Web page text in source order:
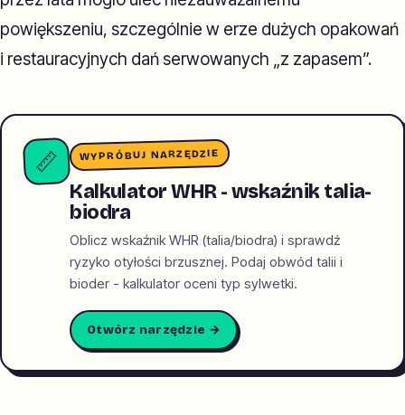
powiększeniu, szczególnie w erze dużych opakowań
i restauracyjnych dań serwowanych „z zapasem”.
📏 WYPRÓBUJ NARZĘDZIE
Kalkulator WHR - wskaźnik talia-
biodra
Oblicz wskaźnik WHR (talia/biodra) i sprawdź
ryzyko otyłości brzusznej. Podaj obwód talii i
bioder - kalkulator oceni typ sylwetki.
Otwórz narzędzie →